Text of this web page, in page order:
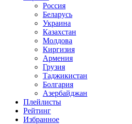
Россия
Беларусь
Украина
Казахстан
Молдова
Киргизия
Армения
Грузия
Таджикистан
Болгария
Азербайджан
Плейлисты
Рейтинг
Избранное